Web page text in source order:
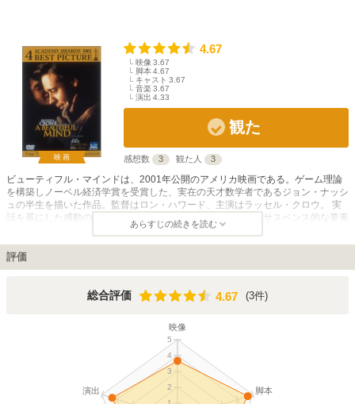
映画
4.67
映像 3.67
脚本4.67
キャスト 3.67
音楽3.67
演出 4.33
観た
感想数 3 観た人 3
ビューティフル・マインドは、2001年公開のアメリカ映画である。ゲーム理論
を構築しノーベル経済学賞を受賞した、実在の天才数学者であるジョン・ナッシ
ュの半生を描いた作品。監督はロン・ハワード、主演はラッセル・クロウ。 実
話を基にした感動のヒューマン・ドラマでありながら、心理サスペンス的な要素
が織り込まれ、主人公とともに観客までもが衝撃を受けるような展開をみせるエ
ンターテイメント作品でもある。 社交性が無く周囲から変人と見られているジ
ョンは、数学の天才。プリンストン大学院の数学科で研究に没頭し、ゲーム理論
を発見する。やがてMITのウィーラー研究所に採用され、結婚もして順調な人生
任され、講師の仕事のかたわら、密かにスパイ活動も続けていたのだが・・・。
あらすじの続きを読む
評価
総合評価 4.67
4.67 (3件)
映像
脚本
演出 2
3
4
5